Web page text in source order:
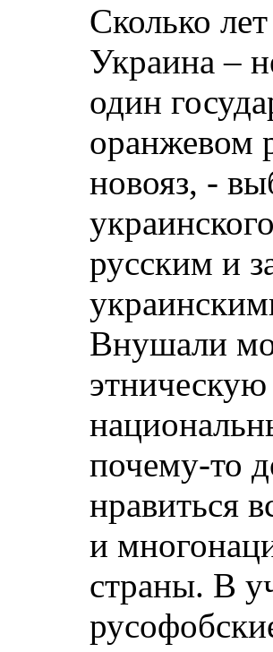
Сколько
Украина –
один
оранжевом
новояз, -
русским и
Внушали
почему-то
нравиться
и
страны. В